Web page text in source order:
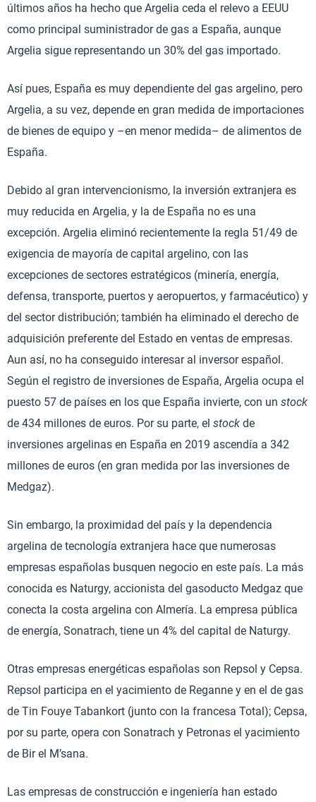
últimos años ha hecho que Argelia ceda el relevo a EEUU
como principal suministrador de gas a España, aunque
Argelia sigue representando un 30% del gas importado.
Así pues, España es muy dependiente del gas argelino, pero
Argelia, a su vez, depende en gran medida de importaciones
de bienes de equipo y –en menor medida– de alimentos de
España.
Debido al gran intervencionismo, la inversión extranjera es
muy reducida en Argelia, y la de España no es una
excepción. Argelia eliminó recientemente la regla 51/49 de
exigencia de mayoría de capital argelino, con las
excepciones de sectores estratégicos (minería, energía,
defensa, transporte, puertos y aeropuertos, y farmacéutico) y
del sector distribución; también ha eliminado el derecho de
adquisición preferente del Estado en ventas de empresas.
Aun así, no ha conseguido interesar al inversor español.
Según el registro de inversiones de España, Argelia ocupa el
puesto 57 de países en los que España invierte, con un stock
de 434 millones de euros. Por su parte, el stock de
inversiones argelinas en España en 2019 ascendía a 342
millones de euros (en gran medida por las inversiones de
Medgaz).
Sin embargo, la proximidad del país y la dependencia
argelina de tecnología extranjera hace que numerosas
empresas españolas busquen negocio en este país. La más
conocida es Naturgy, accionista del gasoducto Medgaz que
conecta la costa argelina con Almería. La empresa pública
de energía, Sonatrach, tiene un 4% del capital de Naturgy.
Otras empresas energéticas españolas son Repsol y Cepsa.
Repsol participa en el yacimiento de Reganne y en el de gas
de Tin Fouye Tabankort (junto con la francesa Total); Cepsa,
por su parte, opera con Sonatrach y Petronas el yacimiento
de Bir el M’sana.
Las empresas de construcción e ingeniería han estado